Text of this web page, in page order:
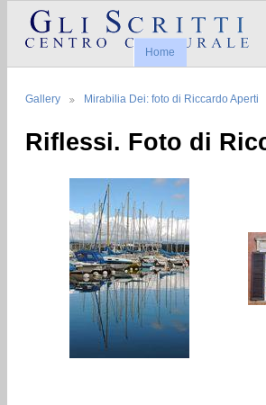
Home
Gallery Mirabilia Dei: foto di Riccardo Aperti
Riflessi. Foto di